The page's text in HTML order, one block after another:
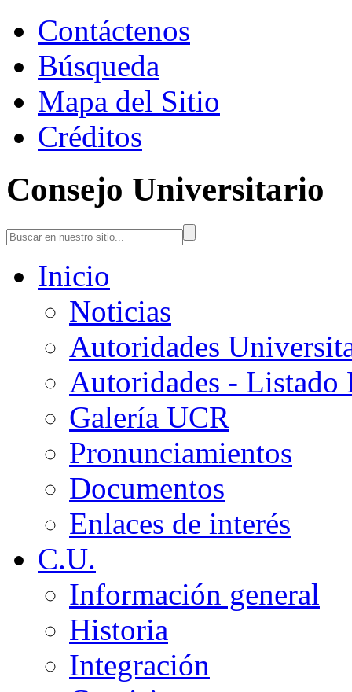
Contáctenos
Búsqueda
Mapa del Sitio
Créditos
Consejo Universitario
Inicio
Noticias
Autoridades
Autoridades - Listado
Galería UCR
Pronunciamientos
Documentos
Enlaces de interés
C.U.
Información general
Historia
Integración